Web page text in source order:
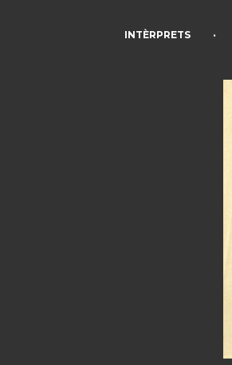
INTÈRPRETS •